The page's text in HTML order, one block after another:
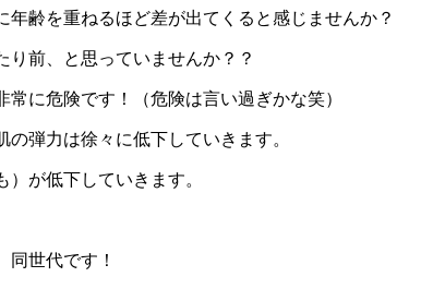
年齢を重ねるほど差が出てくると感じませんか？
り前、と思っていませんか？？
に危険です！（危険は言い過ぎかな笑）
弾力は徐々に低下していきます。
が低下していきます。
同世代です！